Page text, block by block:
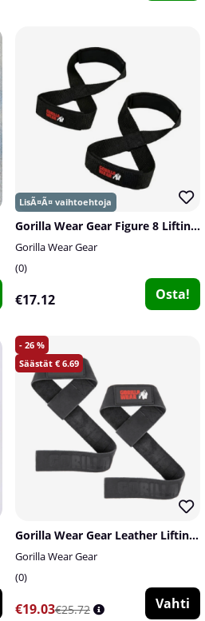
Gorilla Wear Gear Figure 8 Lifting Straps, black
Gorilla Wear Gear
0
€17.12 Osta!
26
6.69
Gorilla Wear Gear Leather Lifting Straps, Black
Gorilla Wear Gear
0
€19.03€25.72 Vahti